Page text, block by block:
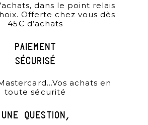
dans le point relais
Offerte chez vous dès
45€ d’achats
paiement
sécurisé
achats en
toute sécurité
une question,